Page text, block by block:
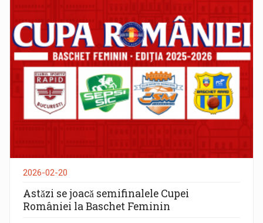
2026-02-20
Astǎzi se joacǎ semifinalele Cupei
României la Baschet Feminin